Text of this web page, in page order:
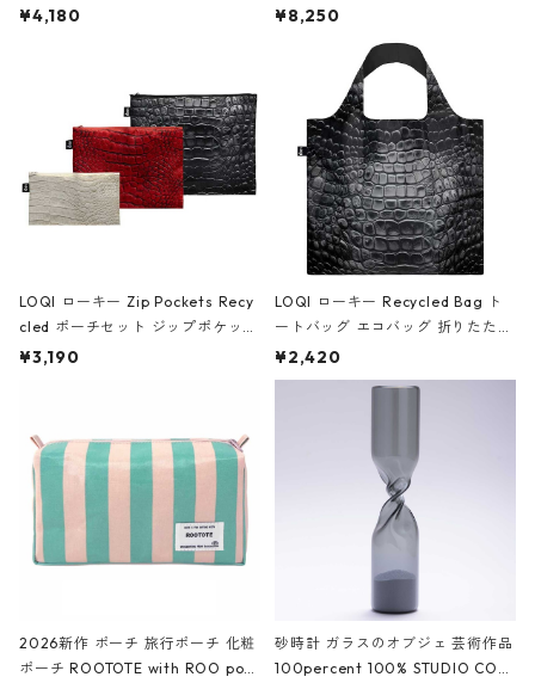
ミエ-B ショルダーバッグ グロスピ
¥4,180
ボストンバッグ ショルダーバッグ
Black ジャン=ミッシェル・バスキ
ア/クラウン ブラック
¥8,250
LOQI ローキー Zip Pockets Recy
cled ポーチセット ジップポケット
ファスナーポーチ 撥水加工 トラベ
ーガンディー、オフホワイト
¥3,190
LOQI ローキー Recycled Bag ト
ートバッグ エコバッグ 折りたたみ
大きめ 撥水加工 収納ポーチ CRO
CODILE/Black クロコダイル/ブラ
¥2,420
2026新作 ポーチ 旅行ポーチ 化粧
ポーチ ROOTOTE with ROO pou
砂時計 ガラスのオブジェ 芸術作品
100percent 100% STUDIO COH